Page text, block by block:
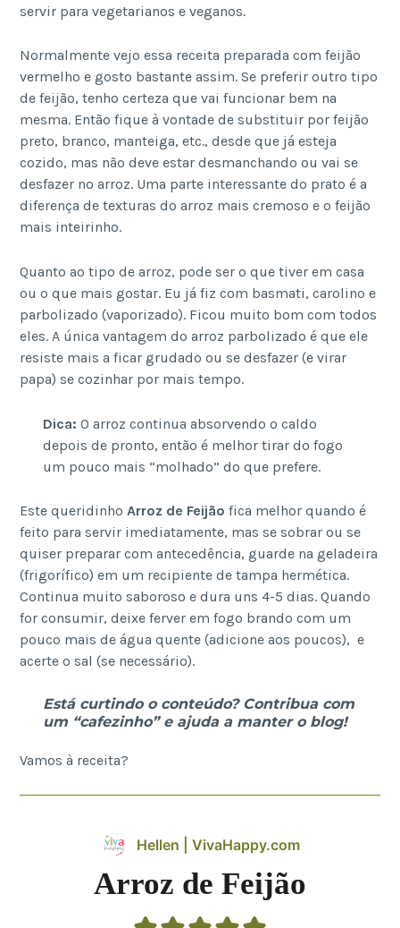
servir para vegetarianos e veganos.
Normalmente vejo essa receita preparada com feijão
vermelho e gosto bastante assim. Se preferir outro tipo
de feijão, tenho certeza que vai funcionar bem na
mesma. Então fique à vontade de substituir por feijão
preto, branco, manteiga, etc., desde que já esteja
cozido, mas não deve estar desmanchando ou vai se
desfazer no arroz. Uma parte interessante do prato é a
diferença de texturas do arroz mais cremoso e o feijão
mais inteirinho.
Quanto ao tipo de arroz, pode ser o que tiver em casa
ou o que mais gostar. Eu já fiz com basmati, carolino e
parbolizado (vaporizado). Ficou muito bom com todos
eles. A única vantagem do arroz parbolizado é que ele
resiste mais a ficar grudado ou se desfazer (e virar
papa) se cozinhar por mais tempo.
Dica: O arroz continua absorvendo o caldo
depois de pronto, então é melhor tirar do fogo
um pouco mais “molhado” do que prefere.
Este queridinhoArroz de Feijão fica melhor quando é
feito para servir imediatamente, mas se sobrar ou se
quiser preparar com antecedência, guarde na geladeira
(frigorífico) em um recipiente de tampa hermética.
Continua muito saboroso e dura uns 4-5 dias. Quando
for consumir, deixe ferver em fogo brando com um
pouco mais de água quente (adicione aos poucos), e
acerte o sal (se necessário).
Está curtindo o conteúdo? Contribua com
um “cafezinho” e ajuda a manter o blog!
Vamos à receita?
Hellen | VivaHappy.com
Arroz de Feijão